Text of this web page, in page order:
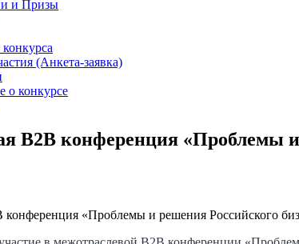
и Призы
(Анкета-заявка)
о конкурсе
B2B конференция «Проблемы